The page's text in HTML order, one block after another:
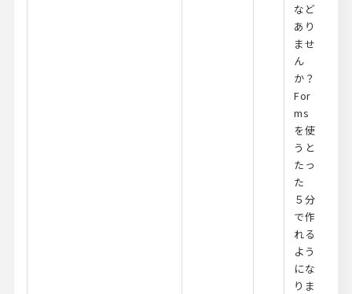
など
あり
ませ
ん
か？
For
ms
を使
うと
たっ
た
５分
で作
れる
よう
にな
りま